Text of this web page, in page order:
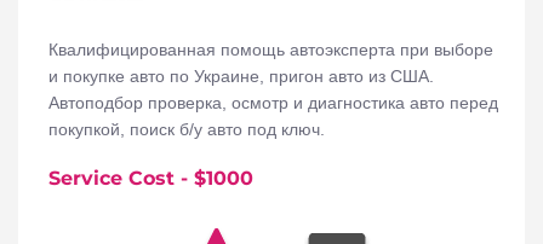
Квалифицированная помощь автоэксперта при выборе
и покупке авто по Украине, пригон авто из США.
Автоподбор проверка, осмотр и диагностика авто перед
покупкой, поиск б/у авто под ключ.
Service Cost - $1000